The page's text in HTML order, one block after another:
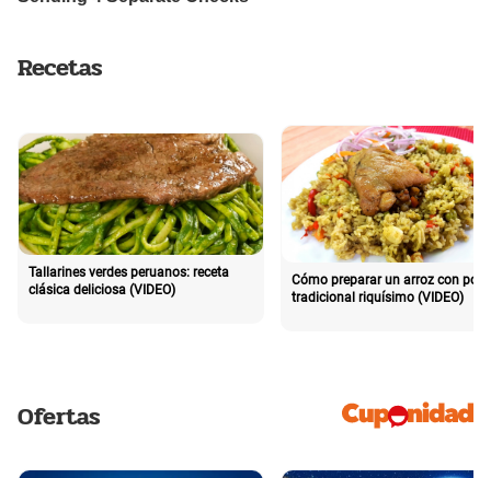
Recetas
Tallarines verdes peruanos: receta
clásica deliciosa (VIDEO)
Cómo preparar un arroz con pollo
tradicional riquísimo (VIDEO)
Ofertas